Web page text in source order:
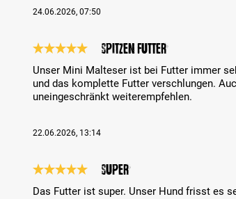
24.06.2026, 07:50
Spitzen Futter
Unser Mini Malteser ist bei Futter immer
und das komplette Futter verschlungen.
uneingeschränkt weiterempfehlen.
22.06.2026, 13:14
Super
Das Futter ist super. Unser Hund frisst es